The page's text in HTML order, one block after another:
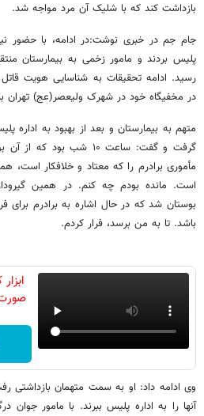
بازداشت کند که با شلیک آن مرد مواجه شد.
پلیس بردند و مامور زخمی به بیمارستان
در مخفیگاه خود در شهرک ولیعصر(عج) تهران
متهم به بیمارستان و بعد از بهبود به اداره
گرفت و گفت: ساعت ۱۰ شب
مأموری برادرم را که معتاد و خلافکار است،
است. مانده بودم چه کنم. در همین
بوستان شد که در حال اشاره به برادرم برای
باشد. تا به من برسد، فرار کردم.
وی ادامه داد: او به سمت متهمان بازداشتی
آنها را به اداره پلیس ببرند. با مامور